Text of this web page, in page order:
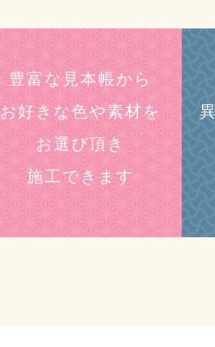
豊富な見本帳から
お好きな色や素材を
お選び頂き
施工できます